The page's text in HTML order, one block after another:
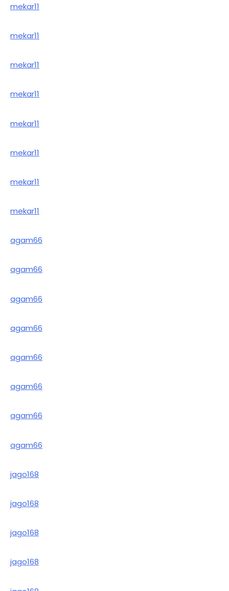
mekar11
mekar11
mekar11
mekar11
mekar11
mekar11
mekar11
mekar11
agam66
agam66
agam66
agam66
agam66
agam66
agam66
agam66
jago168
jago168
jago168
jago168